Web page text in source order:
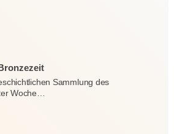
Sammlung des
Woche…